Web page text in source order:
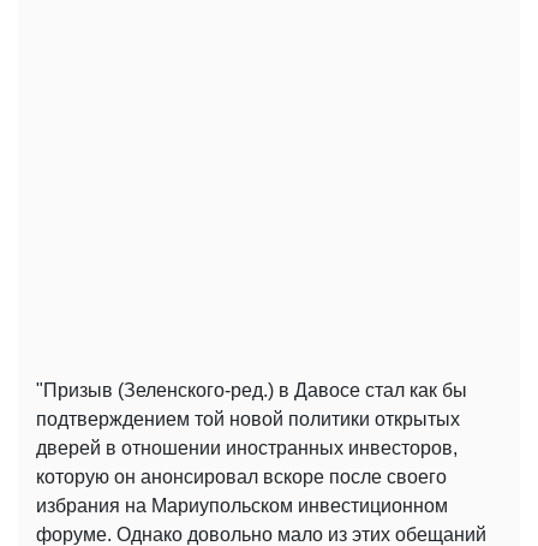
"Призыв (Зеленского-ред.) в Давосе стал как бы
подтверждением той новой политики открытых
дверей в отношении иностранных инвесторов,
которую он анонсировал вскоре после своего
избрания на Мариупольском инвестиционном
форуме. Однако довольно мало из этих обещаний